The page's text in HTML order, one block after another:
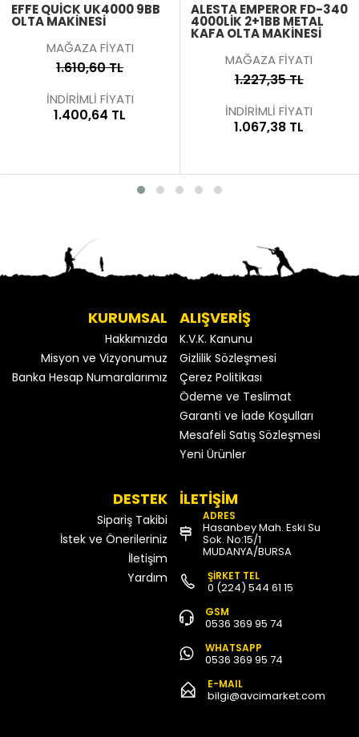
EFFE QUICK UK4000 9BB
OLTA MAKINESI
MAĞAZA FİYATI
1.610,60 TL
İNDİRİMLİ FİYATI
1.400,64 TL
ALESTA EMPEROR FD-340
4000LIK 2+1BB METAL
KAFA OLTA MAKINESI
MAĞAZA FİYATI
1.227,35 TL
İNDİRİMLİ FİYATI
1.067,38 TL
KURUMSAL
Hakkımızda
Misyon ve Vizyonumuz
Banka Hesap Numaralarımız
ALIŞVERİŞ
K.V.K. Kanunu
Gizlilik Sözleşmesi
Çerez Politikası
Ödeme ve Teslimat
Garanti ve İade Koşulları
Mesafeli Satış Sözleşmesi
Yeni Ürünler
DESTEK
Sipariş Takibi
İstek ve Önerileriniz
İletişim
Yardım
İLETİŞİM
ADRES
Hasanbey Mah. Eski Su
Sok. No:15/1
MUDANYA/BURSA
ŞİRKET TEL
0 (224) 544 61 15
GSM
0536 369 95 74
WHATSAPP
0536 369 95 74
E-MAIL
bilgi@avcimarket.com